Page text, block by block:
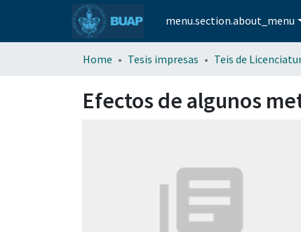
menu.section.about_menu
Home Tesis impresas Teis de
Efectos de algunos